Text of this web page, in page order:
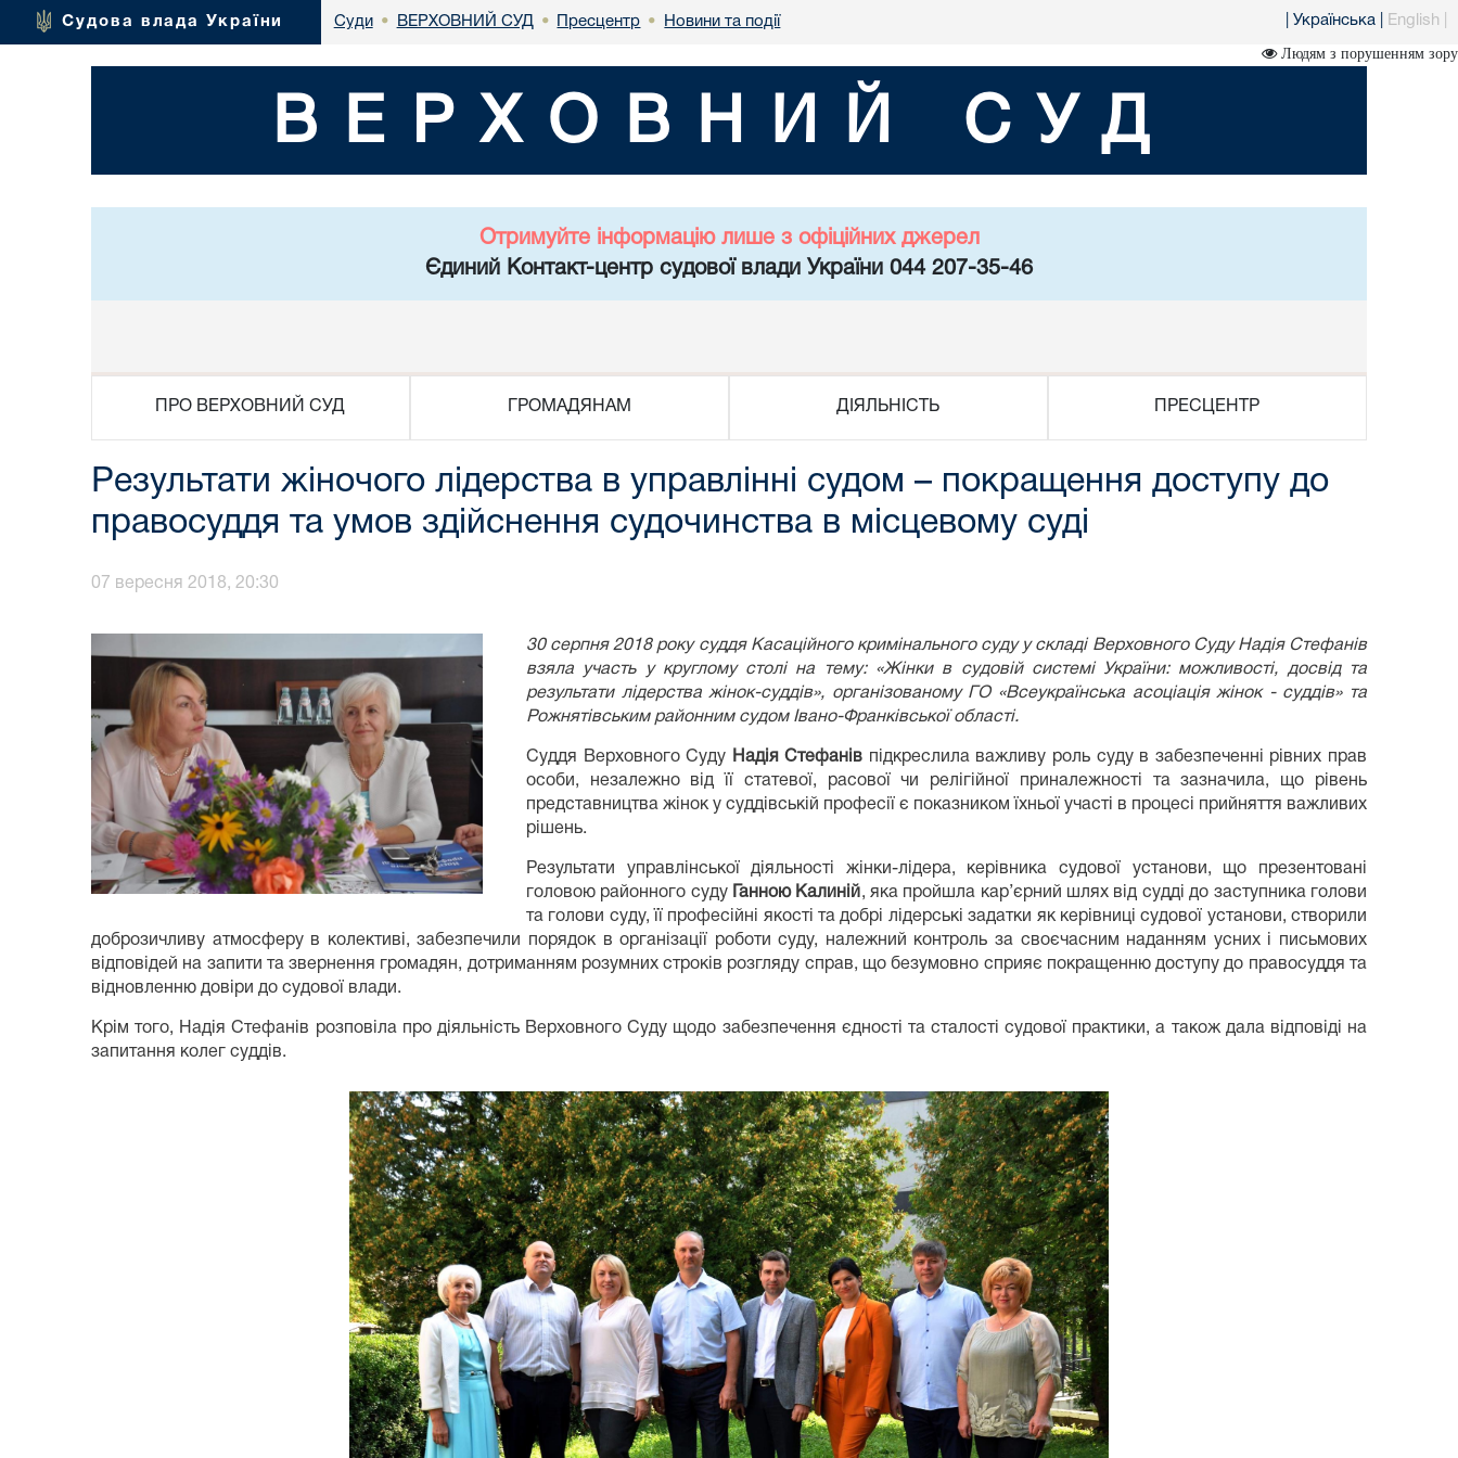
Судова влада України Суди • ВЕРХОВНИЙ СУД • Пресцентр • Новини та події Українська English
Людям з порушенням зору
ВЕРХОВНИЙ СУД
Отримуйте інформацію лише з офіційних джерел
Єдиний Контакт-центр судової влади України 044 207-35-46
ПРО ВЕРХОВНИЙ СУД ГРОМАДЯНАМ ДІЯЛЬНІСТЬ ПРЕСЦЕНТР
Результати жіночого лідерства в управлінні судом – покращення доступу до
правосуддя та умов здійснення судочинства в місцевому суді
07 вересня 2018, 20:30
30 серпня 2018 року суддя Касаційного кримінального суду у складі Верховного Суду Надiя Стефанiв
взяла участь у круглому столі на тему: «Жінки в судовій системі України: можливості, досвід та
результати лідерства жінок-суддів», організованому ГО «Всеукраїнська асоціація жінок - суддів» та
Рожнятівським районним судом Івано-Франківської області.
Суддя Верховного Суду Надія Стефанів підкреслила важливу роль суду в забезпеченні рівних прав
особи, незалежно від її статевої, расової чи релігійної приналежності та зазначила, що рівень
представництва жінок у суддівській професії є показником їхньої участі в процесі прийняття важливих
рішень.
Результати управлінської діяльності жінки-лідера, керівника судової установи, що презентовані
головою районного суду
Ганною Калиній, яка пройшла кар’єрний шлях від судді до заступника голови
та голови суду, її професійні якості та добрі лідерські задатки як керівниці судової установи, створили
доброзичливу атмосферу в колективі, забезпечили порядок в організації роботи суду, належний контроль за своєчасним наданням усних і письмових
відповідей на запити та звернення громадян, дотриманням розумних строків розгляду справ, що безумовно сприяє покращенню доступу до правосуддя та
відновленню довіри до судової влади.
Крім того, Надія Стефанів розповіла про діяльність Верховного Суду щодо забезпечення єдності та сталості судової практики, а також дала відповіді на
запитання колег суддів.